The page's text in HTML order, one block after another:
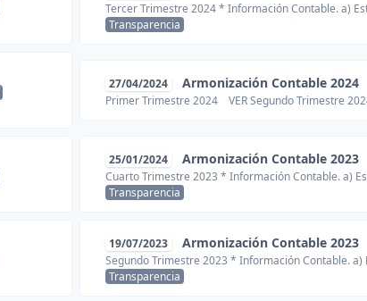
Tercer Trimestre 2024 * Información Contable. a)
Transparencia
27/04/2024 Armonización Contable 2024
Primer Trimestre 2024 VER Segundo Trimestre
25/01/2024 Armonización Contable 2023
Cuarto Trimestre 2023 * Información Contable. a)
Transparencia
19/07/2023 Armonización Contable 2023
Segundo Trimestre 2023 * Información Contable. a)
Transparencia